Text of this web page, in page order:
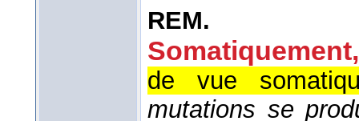
REM.
Somatiquement,
de vue
mutations se